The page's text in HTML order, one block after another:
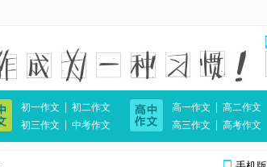
初一作文
初二作文
初三作文
中考作文
高一作文
高二作文
高三作文
高考作文